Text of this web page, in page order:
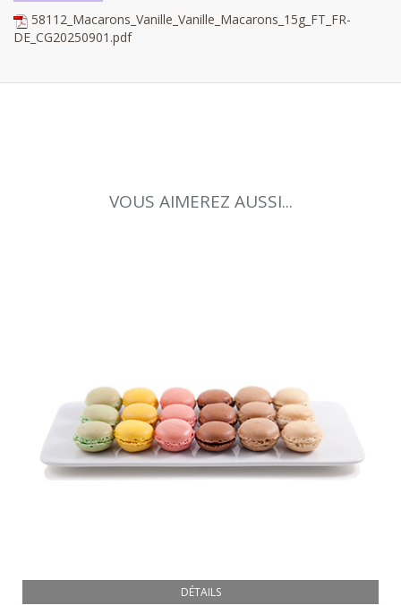
58112_Macarons_Vanille_Vanille_Macarons_15g_FT_FR-
DE_CG20250901.pdf
VOUS AIMEREZ AUSSI...
DÉTAILS